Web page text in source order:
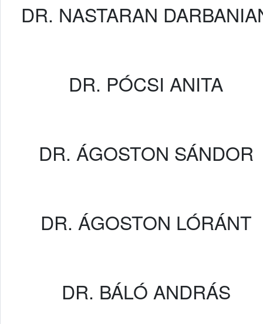
DR. NASTARAN
DR. PÓCSI ANITA
DR. ÁGOSTON SÁNDOR
DR. ÁGOSTON LÓRÁNT
DR. BÁLÓ ANDRÁS